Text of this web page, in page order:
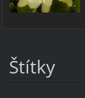
Štítky